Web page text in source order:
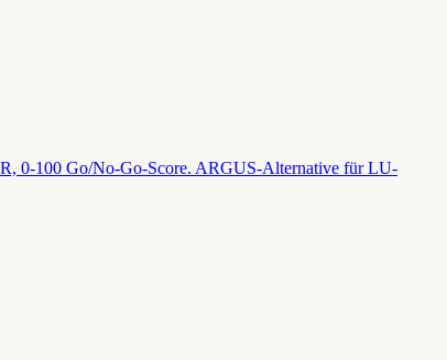
0-100 Go/No-Go-Score. ARGUS-Alternative für LU-